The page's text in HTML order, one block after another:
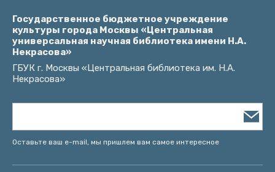
Государственное бюджетное учреждение
культуры города Москвы «Центральная
универсальная научная библиотека имени Н.А.
Некрасова»
ГБУК г. Москвы «Центральная библиотека им. Н.А.
Некрасова»
Оставьте ваш e-mail, мы пришлем вам самое интересное